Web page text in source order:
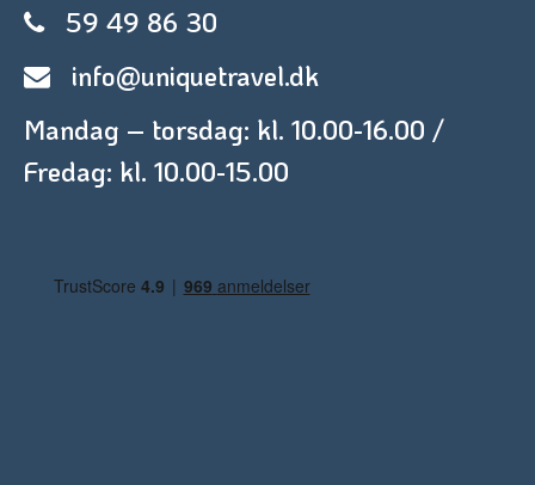
59 49 86 30
info@uniquetravel.dk
Mandag – torsdag: kl. 10.00-16.00 /
Fredag: kl. 10.00-15.00